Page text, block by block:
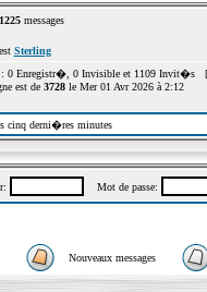
messages
Sterling
0 Enregistr�, 0 Invisible et 1109 Invit�s
est de 3728le Mer 01 Avr 2026 à 2:12
cinq derni�res minutes
Mot de passe:
Nouveaux messages